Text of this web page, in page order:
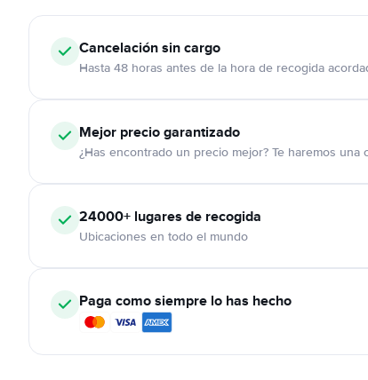
Cancelaciónsin cargo
Hasta 48 horas antes de la hora de recogida
Mejor precio garantizado
¿Has encontrado un precio mejor? Te haremos una
24000+ lugares de recogida
Ubicaciones en todo el mundo
Paga como siempre lo has hecho